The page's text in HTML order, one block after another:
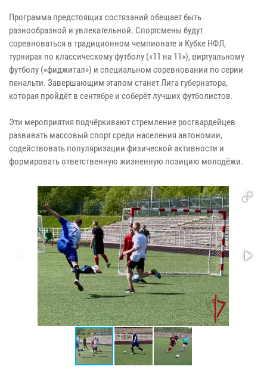
Программа предстоящих состязаний обещает быть
разнообразной и увлекательной. Спортсмены будут
соревноваться в традиционном чемпионате и Кубке НФЛ,
турнирах по классическому футболу («11 на 11»), виртуальному
футболу («фиджитал») и специальном соревновании по серии
пенальти. Завершающим этапом станет Лига губернатора,
которая пройдёт в сентябре и соберёт лучших футболистов.
Эти мероприятия подчёркивают стремление росгвардейцев
развивать массовый спорт среди населения автономии,
содействовать популяризации физической активности и
формировать ответственную жизненную позицию молодёжи.